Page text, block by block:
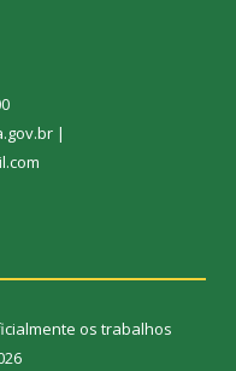
|
os trabalhos